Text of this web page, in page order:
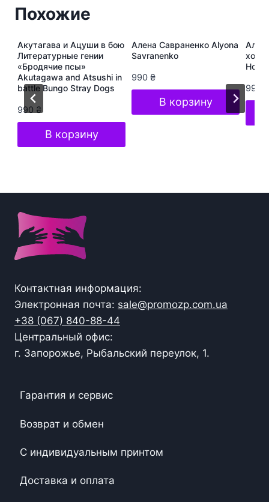
Похожие
Акутагава и Ацуши в бою
Литературные гении
«Бродячие псы»
Akutagawa and Atsushi in
battle Bungo Stray Dogs
990 ₴
В корзину
Алена Савраненко Alyona
Savranenko
990 ₴
В корзину
хоп
Hop
990
Контактная информация:
Электронная почта: sale@promozp.com.ua
+38 (067) 840-88-44
Центральный офис:
г. Запорожье, Рыбальский переулок, 1.
Гарантия и сервис
Возврат и обмен
С индивидуальным принтом
Доставка и оплата